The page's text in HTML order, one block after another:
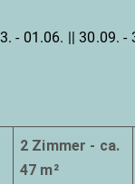
- 01.06. || 30.09. -
2 Zimmer - ca.
47 m²